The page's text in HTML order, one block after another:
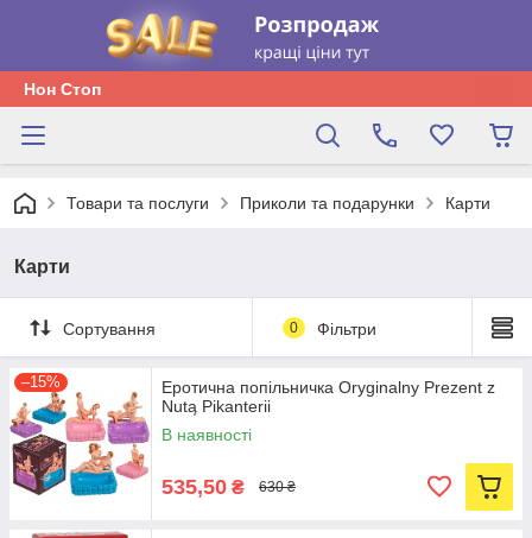
Нон Стоп
Товари та послуги Приколи та подарунки Карти
Карти
Сортування 0 Фільтри
–15%
Еротична попільничка Oryginalny Prezent z
Nutą Pikanterii
В наявності
535,50 ₴ 630 ₴